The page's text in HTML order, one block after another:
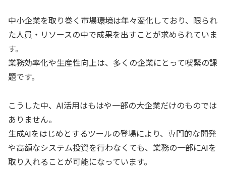
中小企業を取り巻く市場環境は年々変化しており、限られ
た人員・リソースの中で成果を出すことが求められていま
す。
業務効率化や生産性向上は、多くの企業にとって喫緊の課
題です。
こうした中、AI活用はもはや一部の大企業だけのものでは
ありません。
生成AIをはじめとするツールの登場により、専門的な開発
や高額なシステム投資を行わなくても、業務の一部にAIを
取り入れることが可能になっています。